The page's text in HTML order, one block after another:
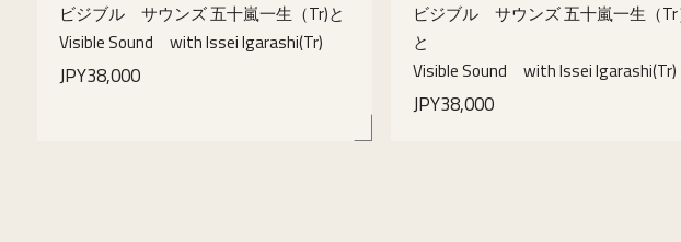
ビジブル サウンズ 五十嵐一生（Tr)と
Visible Sound with Issei Igarashi(Tr)
JPY38,000
ビジブル サウンズ 五十嵐一生（Tr
と
Visible Sound with Issei Igarashi(Tr)
JPY38,000